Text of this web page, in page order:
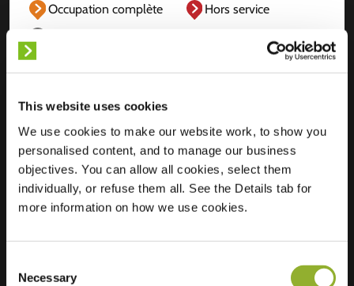
This website uses cookies
We use cookies to make our website work, to show you
personalised content, and to manage our business
objectives. You can allow all cookies, select them
individually, or refuse them all. See the Details tab for
more information on how we use cookies.
Selection
Necessary
Occupation complète
Hors service
Localisation
Kerkweg 1
9862 TH
Sebaldeburen
Pays-Bas